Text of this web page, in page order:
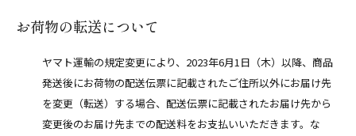
お荷物の転送について
ヤマト運輸の規定変更により、2023年6月1日（木）以降、商品
発送後にお荷物の配送伝票に記載されたご住所以外にお届け先
を変更（転送）する場合、配送伝票に記載されたお届け先から
変更後のお届け先までの配送料をお支払いいただきます。な